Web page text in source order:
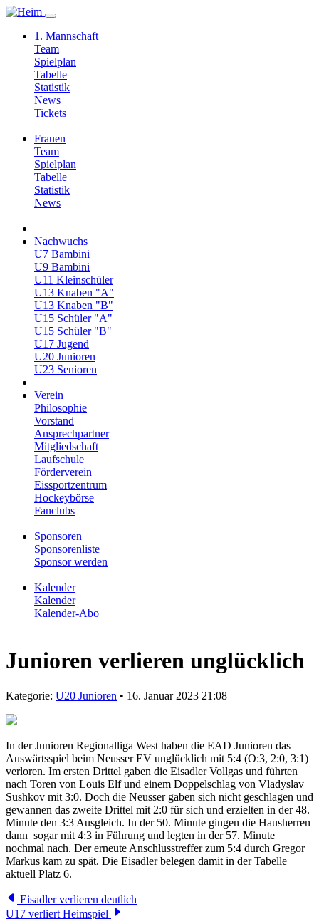
1. Mannschaft
Team
Spielplan
Tabelle
Statistik
News
Tickets
Frauen
Team
Spielplan
Tabelle
Statistik
News
Nachwuchs
U7 Bambini
U9 Bambini
U11 Kleinschüler
U13 Knaben "A"
U13 Knaben "B"
U15 Schüler "A"
U15 Schüler "B"
U17 Jugend
U20 Junioren
U23 Senioren
Verein
Philosophie
Vorstand
Ansprechpartner
Mitgliedschaft
Laufschule
Förderverein
Eissportzentrum
Hockeybörse
Fanclubs
Sponsoren
Sponsorenliste
Sponsor werden
Kalender
Kalender
Kalender-Abo
Junioren verlieren unglücklich
Kategorie: U20 Junioren • 16. Januar 2023 21:08
In der Junioren Regionalliga West haben die EAD Junioren das
Auswärtsspiel beim Neusser EV unglücklich mit 5:4 (O:3, 2:0, 3:1)
verloren. Im ersten Drittel gaben die Eisadler Vollgas und führten
nach Toren von Louis Elf und einem Doppelschlag von Vladyslav
Sushkov mit 3:0. Doch die Neusser gaben sich nicht geschlagen und
gewannen das zweite Drittel mit 2:0 für sich und erzielten in der 48.
Minute den 3:3 Ausgleich. In der 50. Minute gingen die Hausherren
dann sogar mit 4:3 in Führung und legten in der 57. Minute
nochmal nach. Der erneute Anschlusstreffer zum 5:4 durch Gregor
Markus kam zu spät. Die Eisadler belegen damit in der Tabelle
aktuell Platz 6.
Eisadler verlieren deutlich
U17 verliert Heimspiel